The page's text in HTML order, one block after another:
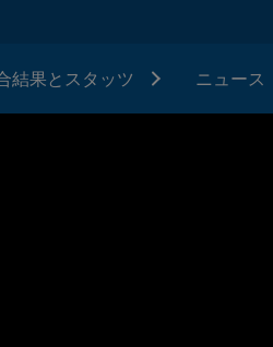
結果とスタッツ ニュース